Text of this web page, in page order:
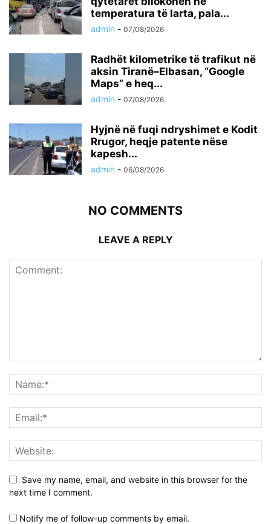
temperatura të larta, pala...
admin - 07/08/2026
Radhët kilometrike të trafikut në
aksin Tiranë–Elbasan, “Google
Maps” e heq...
admin - 07/08/2026
Hyjnë në fuqi ndryshimet e Kodit
Rrugor, heqje patente nëse
kapesh...
admin - 06/08/2026
NO COMMENTS
LEAVE A REPLY
Save my name, email, and website in this browser for the
next time I comment.
Notify me of follow-up comments by email.